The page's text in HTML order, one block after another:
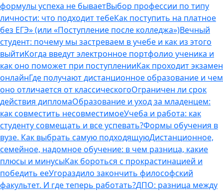
формулы успеха не бываетВыбор профессии по типу
личности: что подходит тебеКак поступить на платное
без ЕГЭ» (или «Поступление после колледжа»)Вечный
студент: почему мы застреваем в учебе и как из этого
выйтиКогда введут электронное портфолио ученика и
как оно поможет при поступленииКак проходит экзамен
онлайнГде получают дистанционное образование и чем
оно отличается от классическогоОграничен ли срок
действия дипломаОбразование и уход за младенцем:
как совместить несовместимоеУчеба и работа: как
студенту совмещать и все успевать?Формы обучения в
вузе. Как выбрать самую подходящуюДистанционное,
семейное, надомное обучение: в чем разница, какие
плюсы и минусыКак бороться с прокрастинацией и
победить ееУгораздило закончить философский
факультет. И где теперь работать?ДПО: разница между